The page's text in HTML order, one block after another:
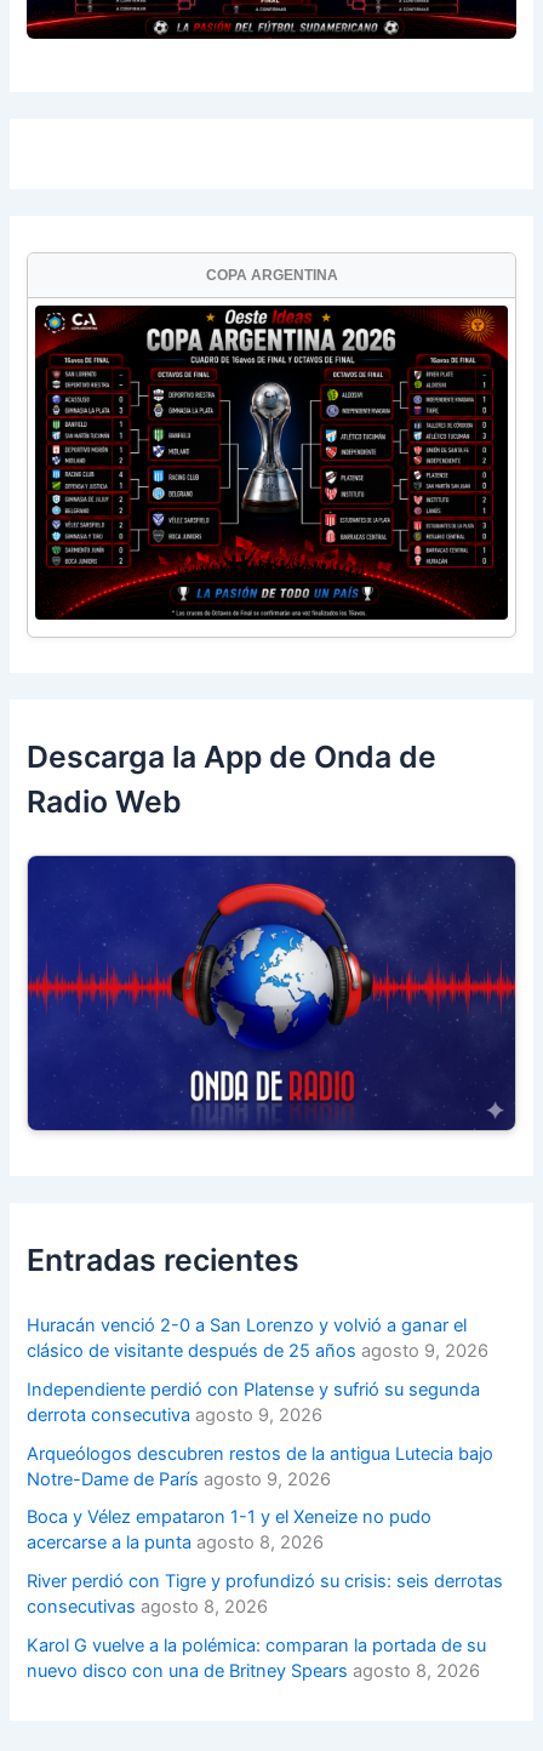
COPA ARGENTINA
Descarga la App de Onda de
Radio Web
Entradas recientes
Huracán venció 2-0 a San Lorenzo y volvió a ganar el
clásico de visitante después de 25 años agosto 9, 2026
Independiente perdió con Platense y sufrió su segunda
derrota consecutiva agosto 9, 2026
Arqueólogos descubren restos de la antigua Lutecia bajo
Notre-Dame de París agosto 9, 2026
Boca y Vélez empataron 1-1 y el Xeneize no pudo
acercarse a la punta agosto 8, 2026
River perdió con Tigre y profundizó su crisis: seis derrotas
consecutivas agosto 8, 2026
Karol G vuelve a la polémica: comparan la portada de su
nuevo disco con una de Britney Spears agosto 8, 2026